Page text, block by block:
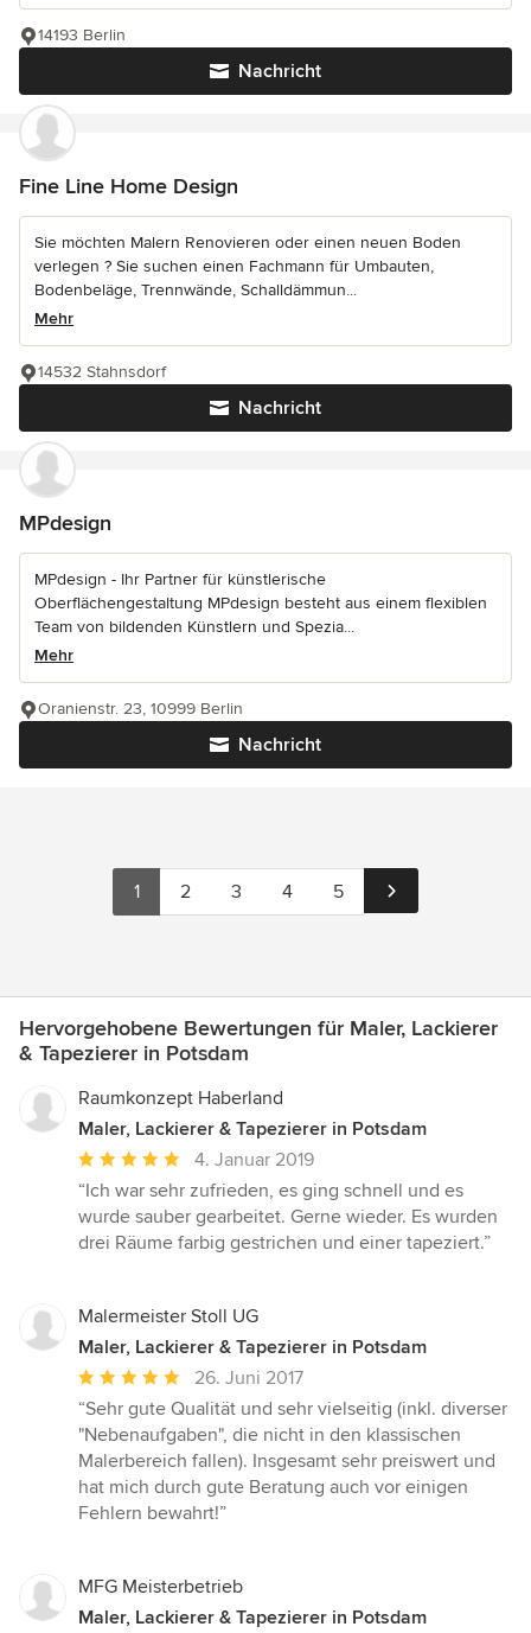
Nachricht
14193 Berlin
Fine Line Home Design
Sie möchten Malern Renovieren oder einen neuen Boden
verlegen ? Sie suchen einen Fachmann für Umbauten,
Bodenbeläge, Trennwände, Schalldämmun...
Mehr
Nachricht
14532 Stahnsdorf
MPdesign
MPdesign - Ihr Partner für künstlerische
Oberflächengestaltung MPdesign besteht aus einem flexiblen
Team von bildenden Künstlern und Spezia...
Mehr
Nachricht
Oranienstr. 23, 10999 Berlin
1 2 3 4 5
Hervorgehobene Bewertungen für Maler, Lackierer
& Tapezierer in Potsdam
Raumkonzept Haberland
Maler, Lackierer & Tapezierer in Potsdam
Durchschnittliche
Bewertung:
5
von
4. Januar 2019
“Ich war sehr zufrieden, es ging schnell und es
wurde sauber gearbeitet. Gerne wieder. Es wurden
drei Räume farbig gestrichen und einer tapeziert.”
Malermeister Stoll UG
Maler, Lackierer & Tapezierer in Potsdam
Durchschnittliche
Bewertung:
5
von
5
Sternen
26. Juni 2017
“Sehr gute Qualität und sehr vielseitig (inkl. diverser
"Nebenaufgaben", die nicht in den klassischen
Malerbereich fallen). Insgesamt sehr preiswert und
hat mich durch gute Beratung auch vor einigen
Fehlern bewahrt!”
MFG Meisterbetrieb
Maler, Lackierer & Tapezierer in Potsdam